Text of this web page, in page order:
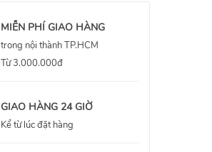
MIỄN PHÍ GIAO HÀNG
trong nội thành TP.HCM
Từ 3.000.000đ
GIAO HÀNG 24 GIỜ
Kể từ lúc đặt hàng